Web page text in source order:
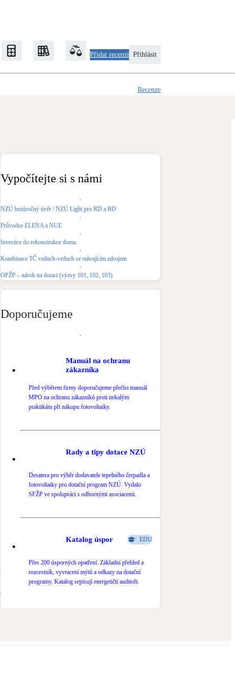
Přidat recenzi Přihlásit
Klimatizace
Kamna / krby
Doplňkové zdroje vytápění
Zelená střecha
Vegetační střechy
Recenze
Vypočítejte si s námi
NZÚ bezúročný úvěr / NZÚ Light pro RD a BD
Průvodce ELENA a NUE
Investice do rekonstrukce domu
Kombinace TČ vzduch-vzduch se stávajícím zdrojem
OPŽP – nárok na dotaci (výzvy 101, 102, 103)
Doporučujeme
Manuál na ochranu
zákazníka
Před výběrem firmy doporučujeme přečíst manuál
MPO na ochranu zákazníků proti nekalým
praktikám při nákupu fotovoltaiky.
Rady a tipy dotace NZÚ
Desatera pro výběr dodavatele tepelného čerpadla a
fotovoltaiky pro dotační program NZÚ. Vydalo
SFŽP ve spolupráci s odbornými asociacemi.
Katalog úspor EDU
Přes 200 úsporných opatření. Základní přehled a
rozcestník, vyvracení mýtů a odkazy na dotační
programy. Katalog sepisují energetičtí auditoři.